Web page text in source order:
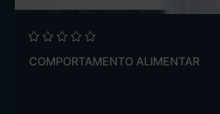
COMPORTAMENTO ALIMENTAR